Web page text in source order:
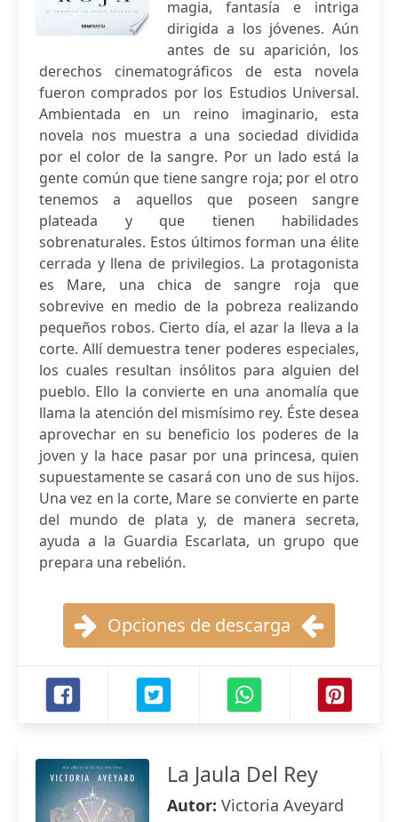
magia, fantasía e intriga
dirigida a los jóvenes. Aún
antes de su aparición, los
derechos cinematográficos de esta novela
fueron comprados por los Estudios Universal.
Ambientada en un reino imaginario, esta
novela nos muestra a una sociedad dividida
por el color de la sangre. Por un lado está la
gente común que tiene sangre roja; por el otro
tenemos a aquellos que poseen sangre
plateada y que tienen habilidades
sobrenaturales. Estos últimos forman una élite
cerrada y llena de privilegios. La protagonista
es Mare, una chica de sangre roja que
sobrevive en medio de la pobreza realizando
pequeños robos. Cierto día, el azar la lleva a la
corte. Allí demuestra tener poderes especiales,
los cuales resultan insólitos para alguien del
pueblo. Ello la convierte en una anomalía que
llama la atención del mismísimo rey. Éste desea
aprovechar en su beneficio los poderes de la
joven y la hace pasar por una princesa, quien
supuestamente se casará con uno de sus hijos.
Una vez en la corte, Mare se convierte en parte
del mundo de plata y, de manera secreta,
ayuda a la Guardia Escarlata, un grupo que
prepara una rebelión.
Opciones de descarga
La Jaula Del Rey
Autor: Victoria Aveyard